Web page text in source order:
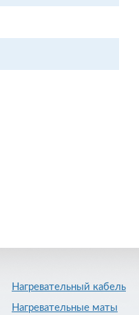
Нагревательный кабель
Нагревательные маты